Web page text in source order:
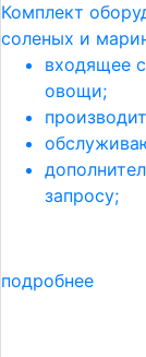
Комплект
соленых и
входящее
овощи;
запросу;
подробнее